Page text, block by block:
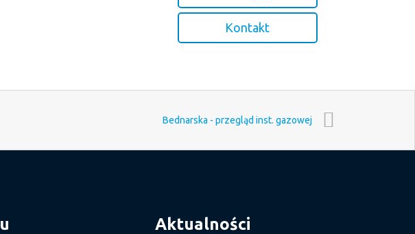
Kontakt
Bednarska - przegląd inst. gazowej
Aktualności